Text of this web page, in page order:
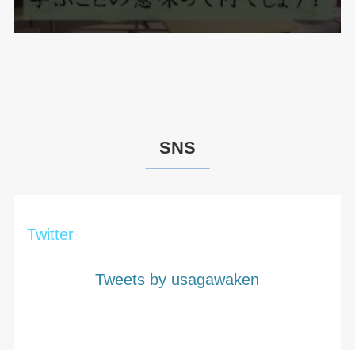
SNS
Twitter
Tweets by usagawaken